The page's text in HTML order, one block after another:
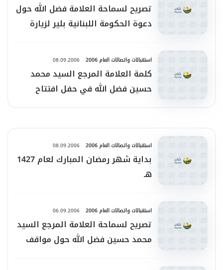
تصريح لسماحة العلامة فضل الله حول
دعوة الحكومة اللبنانية بلير لزيارة
استقبالات واتصالات العام 2006 08.09.2006
كلمة العلامة المرجع السيد محمد
حسين فضل الله في حفل افتتاح
مستشفى بهمن بعد تعرضها لأضرار
الإسرائيلي الغاشم
استقبالات واتصالات العام 2006 08.09.2006
بداية شهر رمضان المبارك لعام 1427
هـ
استقبالات واتصالات العام 2006 06.09.2006
تصريح لسماحة العلامة المرجع السيد
محمد حسين فضل الله حول مواقف